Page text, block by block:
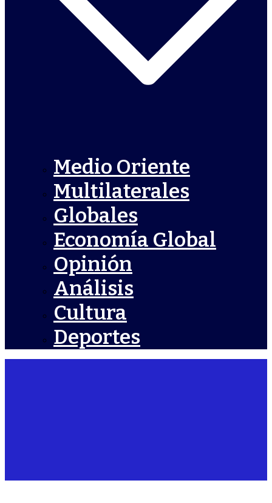
Medio Oriente
Multilaterales
Globales
Economía Global
Opinión
Análisis
Cultura
Deportes